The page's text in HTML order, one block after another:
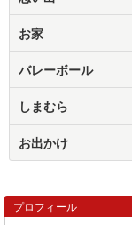
お家
バレーボール
しまむら
お出かけ
プロフィール